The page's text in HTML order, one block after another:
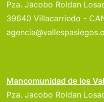
Pza. Jacobo Roldan
39640 Villacarriedo -
Mancomunidad de los
Pza. Jacobo Roldan